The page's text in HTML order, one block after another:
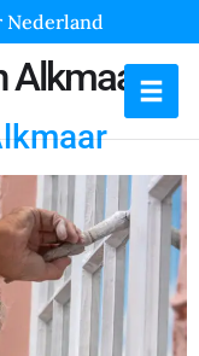
Nederland
Alkmaar